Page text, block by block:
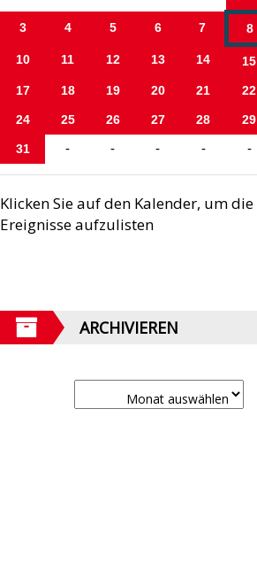
3 4 5 6 7 8
10 11 12 13 14 15
17 18 19 20 21 22
24 25 26 27 28 29
31 - - - - -
Klicken Sie auf den Kalender, um die
Ereignisse aufzulisten
ARCHIVIEREN